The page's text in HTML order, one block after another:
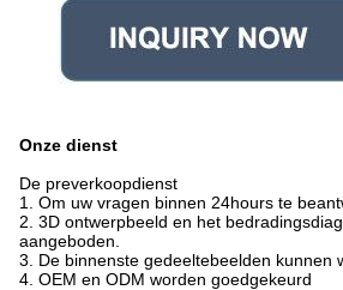
Onze dienst
De preverkoopdienst
1. Om uw vragen binnen 24hours te
2. 3D ontwerpbeeld en het
aangeboden.
3. De binnenste gedeeltebeelden kunnen
4. OEM en ODM worden goedgekeurd